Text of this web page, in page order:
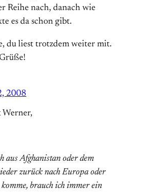
Reihe nach, danach wie
es da schon gibt.
du liest trotzdem weiter mit.
2008
Werner,
aus Afghanistan oder dem
zurück nach Europa oder
brauch ich immer ein